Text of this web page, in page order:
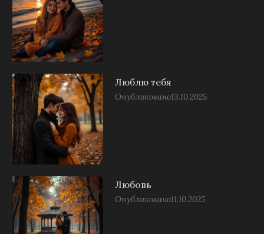
Люблю тебя
Опубликовано13.10.2025
Любовь
Опубликовано11.10.2025